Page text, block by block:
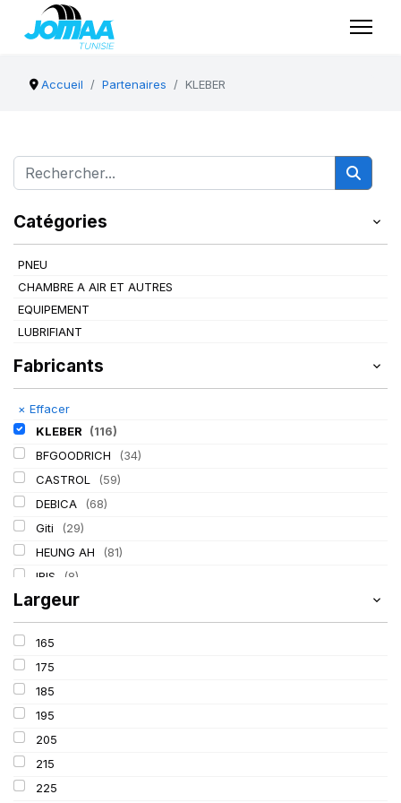
Accueil Partenaires KLEBER
Catégories
PNEU
CHAMBRE A AIR ET AUTRES
EQUIPEMENT
LUBRIFIANT
Fabricants
× Effacer
KLEBER
(116)
BFGOODRICH
(34)
CASTROL
(59)
DEBICA
(68)
Giti
(29)
HEUNG AH
(81)
IRIS
(8)
ITALMATIC
LASSA (174)
LING LONG
MICHELIN
MITAS
Mondolfo ferro
PIRELLI
PROMETEON
SCHRADER
Largeur
165
175
185
195
205
215
225